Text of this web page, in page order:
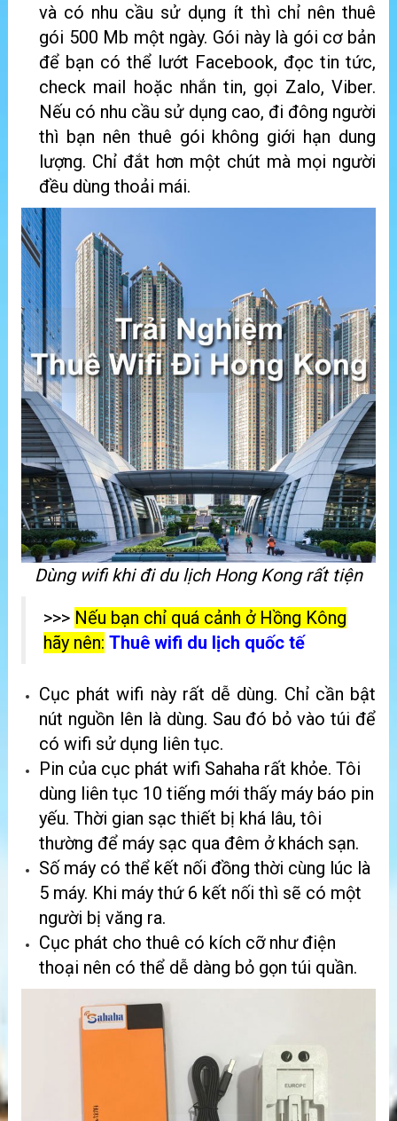
và có nhu cầu sử dụng ít thì chỉ nên thuê
gói 500 Mb một ngày. Gói này là gói cơ bản
để bạn có thể lướt Facebook, đọc tin tức,
check mail hoặc nhắn tin, gọi Zalo, Viber.
Nếu có nhu cầu sử dụng cao, đi đông người
thì bạn nên thuê gói không giới hạn dung
lượng. Chỉ đắt hơn một chút mà mọi người
đều dùng thoải mái.
Dùng wifi khi đi du lịch Hong Kong rất tiện
>>> Nếu bạn chỉ quá cảnh ở Hồng Kông
hãy nên: Thuê wifi du lịch quốc tế
Cục phát wifi này rất dễ dùng. Chỉ cần bật
nút nguồn lên là dùng. Sau đó bỏ vào túi để
có wifi sử dụng liên tục.
Pin của cục phát wifi Sahaha rất khỏe. Tôi
dùng liên tục 10 tiếng mới thấy máy báo pin
yếu. Thời gian sạc thiết bị khá lâu, tôi
thường để máy sạc qua đêm ở khách sạn.
Số máy có thể kết nối đồng thời cùng lúc là
5 máy. Khi máy thứ 6 kết nối thì sẽ có một
người bị văng ra.
Cục phát cho thuê có kích cỡ như điện
thoại nên có thể dễ dàng bỏ gọn túi quần.